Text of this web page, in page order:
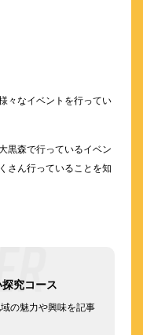
々なイベントを行ってい
黒森で行っているイベン
さん行っていることを知
究コース
の魅力や興味を記事